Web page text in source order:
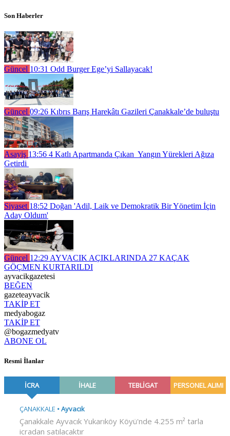
Son Haberler
Güncel 10:31 Odd Burger Ege’yi Sallayacak!
Güncel 09:26 Kıbrıs Barış Harekâtı Gazileri Çanakkale’de buluştu
Asayiş 13:56 4 Katlı Apartmanda Çıkan Yangın Yürekleri Ağıza
Getirdi
Siyaset 18:52 Doğan 'Adil, Laik ve Demokratik Bir Yönetim İçin
Aday Oldum'
Güncel 12:29 AYVACIK AÇIKLARINDA 27 KAÇAK
GÖÇMEN KURTARILDI
ayvacikgazetesi
BEĞEN
gazeteayvacik
TAKİP ET
medyabogaz
TAKİP ET
@bogazmedyatv
ABONE OL
Resmî İlanlar